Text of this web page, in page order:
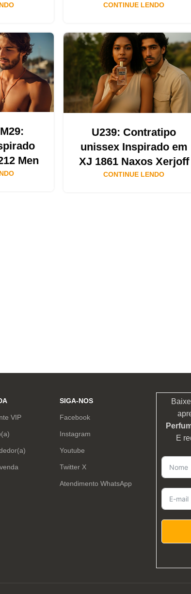
CONTINUE LENDO
Men
U239: Contratipo
unissex Inspirado em
XJ 1861 Naxos Xerjoff
CONTINUE LENDO
VIP
SIGA-NOS
Facebook
Instagram
Youtube
Twitter X
Atendimento WhatsApp
E